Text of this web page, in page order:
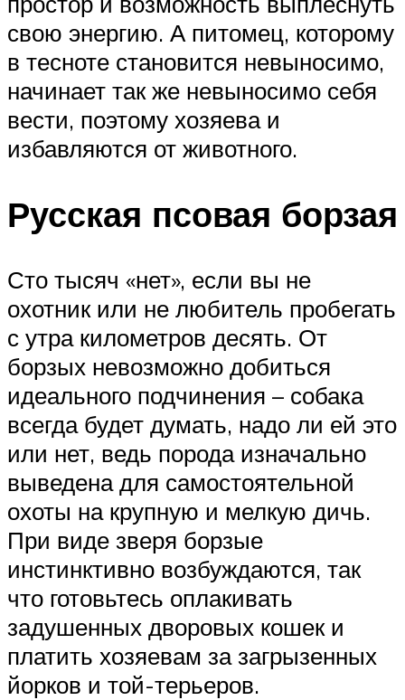
свою энергию. А питомец, которому
в тесноте становится невыносимо,
начинает так же невыносимо себя
вести, поэтому хозяева и
избавляются от животного.
Русская псовая борзая
Сто тысяч «нет», если вы не
охотник или не любитель пробегать
с утра километров десять. От
борзых невозможно добиться
идеального подчинения – собака
всегда будет думать, надо ли ей это
или нет, ведь порода изначально
выведена для самостоятельной
охоты на крупную и мелкую дичь.
При виде зверя борзые
инстинктивно возбуждаются, так
что готовьтесь оплакивать
задушенных дворовых кошек и
платить хозяевам за загрызенных
йорков и той-терьеров.